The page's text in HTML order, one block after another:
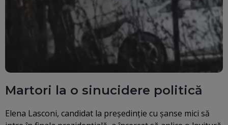
Martori la o sinucidere politică
Elena Lasconi, candidat la președinție cu șanse mici să